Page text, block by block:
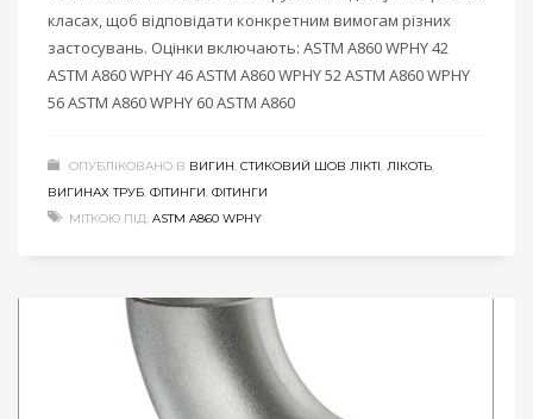
класах, щоб відповідати конкретним вимогам різних
застосувань. Оцінки включають: ASTM A860 WPHY 42
ASTM A860 WPHY 46 ASTM A860 WPHY 52 ASTM A860 WPHY
56 ASTM A860 WPHY 60 ASTM A860
ОПУБЛІКОВАНО В ВИГИН, СТИКОВИЙ ШОВ ЛІКТІ, ЛІКОТЬ,
ВИГИНАХ ТРУБ, ФІТИНГИ, ФІТИНГИ
МІТКОЮ ПІД: ASTM A860 WPHY